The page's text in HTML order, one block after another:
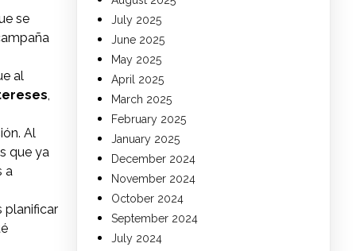
se
al
,
Al
que ya
a
planificar
July 2025
June 2025
May 2025
April 2025
March 2025
February 2025
January 2025
December 2024
November 2024
October 2024
September 2024
July 2024